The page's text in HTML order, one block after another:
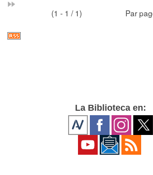
(1 - 1 / 1) Par
La Biblioteca en: